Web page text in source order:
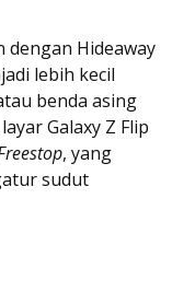
dengan Hideaway
lebih kecil
benda asing
Galaxy Z Flip
, yang
sudut